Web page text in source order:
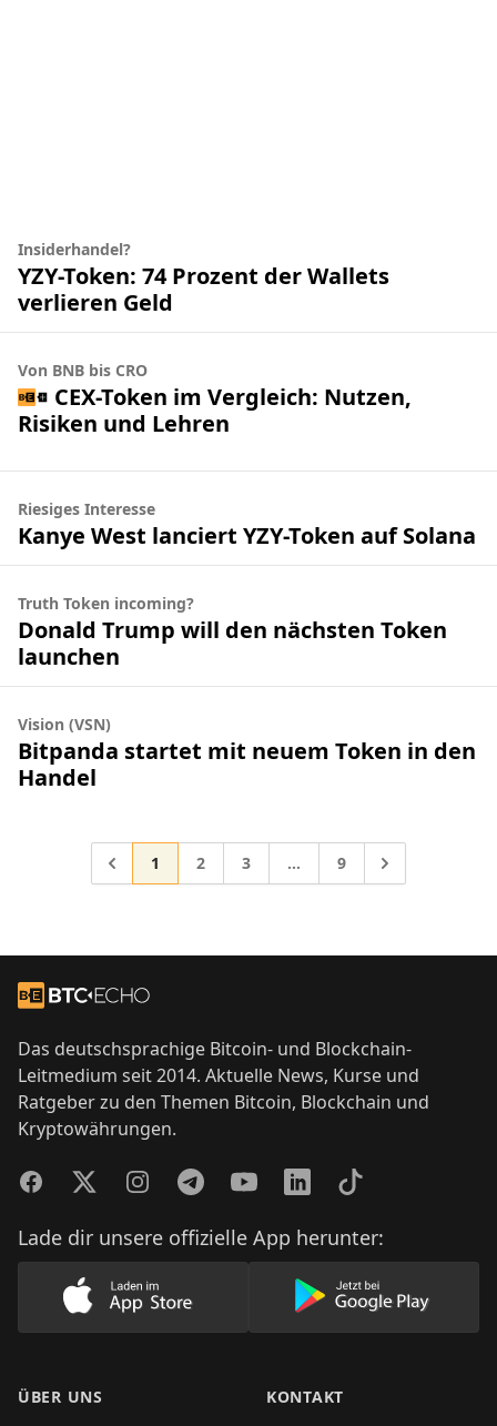
Insiderhandel?
YZY-Token: 74 Prozent der Wallets
verlieren Geld
Von BNB bis CRO
CEX-Token im Vergleich: Nutzen,
Risiken und Lehren
Riesiges Interesse
Kanye West lanciert YZY-Token auf Solana
Truth Token incoming?
Donald Trump will den nächsten Token
launchen
Vision (VSN)
Bitpanda startet mit neuem Token in den
Handel
Gehe zur Seite
1 Gehe zur Seite
2 Gehe zur Seite
3 Zwischenseiten
… Gehe zur Seite
9 Gehe zu
Zur Startseite
Das deutschsprachige Bitcoin- und Blockchain-
Leitmedium seit 2014. Aktuelle News, Kurse und
Ratgeber zu den Themen Bitcoin, Blockchain und
Kryptowährungen.
FacebookTwitterInstagramTelegramYouTubeLinkedInTikTok
Lade dir unsere offizielle App herunter:
Lade unsere App im AppStore herunter
Lade unsere
ÜBER UNS KONTAKT